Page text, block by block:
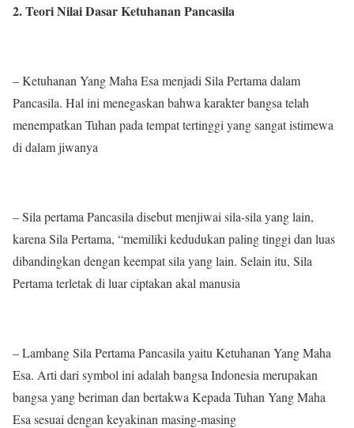
2. Teori Nilai Dasar Ketuhanan Pancasila
– Ketuhanan Yang Maha Esa menjadi Sila Pertama dalam
Pancasila. Hal ini menegaskan bahwa karakter bangsa telah
menempatkan Tuhan pada tempat tertinggi yang sangat istimewa
di dalam jiwanya
– Sila pertama Pancasila disebut menjiwai sila-sila yang lain,
karena Sila Pertama, “memiliki kedudukan paling tinggi dan luas
dibandingkan dengan keempat sila yang lain. Selain itu, Sila
Pertama terletak di luar ciptakan akal manusia
– Lambang Sila Pertama Pancasila yaitu Ketuhanan Yang Maha
Esa. Arti dari symbol ini adalah bangsa Indonesia merupakan
bangsa yang beriman dan bertakwa Kepada Tuhan Yang Maha
Esa sesuai dengan keyakinan masing-masing